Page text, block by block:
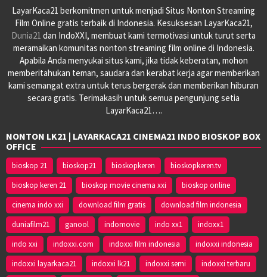
LayarKaca21 berkomitmen untuk menjadi Situs Nonton Streaming
Film Online gratis terbaik di Indonesia. Kesuksesan LayarKaca21,
Dunia21 dan IndoXXI, membuat kami termotivasi untuk turut serta
meramaikan komunitas nonton streaming film online di Indonesia.
Apabila Anda menyukai situs kami, jika tidak keberatan, mohon
memberitahukan teman, saudara dan kerabat kerja agar memberikan
kami semangat extra untuk terus bergerak dan memberikan hiburan
secara gratis. Terimakasih untuk semua pengunjung setia
LayarKaca21….
NONTON LK21 | LAYARKACA21 CINEMA21 INDO BIOSKOP BOX
OFFICE
bioskop 21 bioskop21 bioskopkeren
bioskopkeren.tv
bioskop keren 21
bioskop movie cinema xxi
bioskop online
cinema indo xxi
download film gratis
download film indonesia
duniafilm21
ganool indomovie indo xx1
indoxx1
indo xxi
indoxxi.com indoxxi film indonesia
indoxxi indonesia
indoxxi layarkaca21
indoxxi lk21 indoxxi semi
indoxxi terbaru